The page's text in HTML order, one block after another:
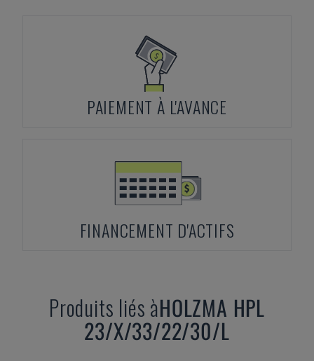
PAIEMENT À L'AVANCE
FINANCEMENT D'ACTIFS
Produits liés àHOLZMA HPL
23/X/33/22/30/L